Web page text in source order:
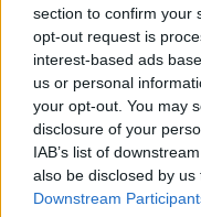
section to confirm your
opt-out request is
interest-based ads
us or personal
your opt-out. You may
disclosure of your
IAB’s list of
also be disclosed by
Downstream
HÍRLEVÉL